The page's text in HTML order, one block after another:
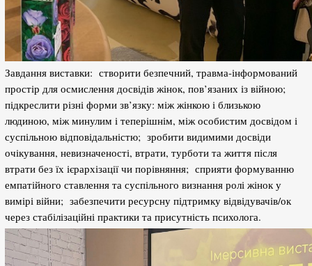
Завдання виставки: створити безпечний, травма-інформований
простір для осмислення досвідів жінок, пов’язаних із війною;
підкреслити різні форми зв’язку: між жінкою і близькою
людиною, між минулим і теперішнім, між особистим досвідом і
суспільною відповідальністю; зробити видимими досвіди
очікування, невизначеності, втрати, турботи та життя після
втрати без їх ієрархізації чи порівняння; сприяти формуванню
емпатійного ставлення та суспільного визнання ролі жінок у
вимірі війни; забезпечити ресурсну підтримку відвідувачів/ок
через стабілізаційні практики та присутність психолога.